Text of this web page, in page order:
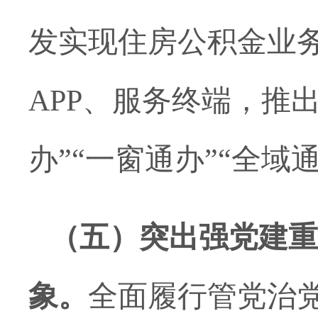
发实现住房公积金业
APP、服务终端，推
办”“一窗通办”“全域
（五）突出强党建
象。 全面履行管党治